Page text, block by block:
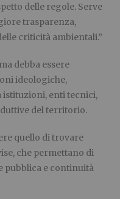
delle regole. Serve
trasparenza,
criticità ambientali.”
debba essere
ideologiche,
enti tecnici,
del territorio.
quello di trovare
che permettano di
pubblica e continuità